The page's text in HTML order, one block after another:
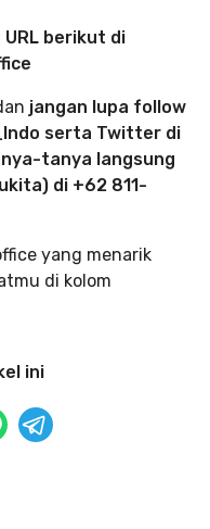
berikut di
jangan lupa follow
serta Twitter di
tanya langsung
di +62 811-
yang menarik
di kolom
ini